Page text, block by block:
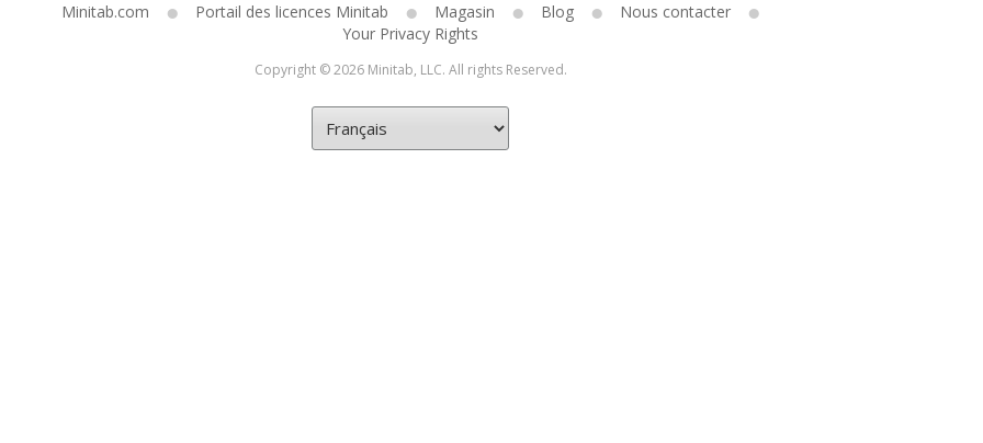
Minitab.com Portail des licences Minitab Magasin Blog
Nous contacter
Your Privacy Rights
Copyright © 2026 Minitab, LLC. All rights Reserved.